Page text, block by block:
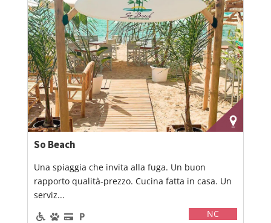
So Beach
Una spiaggia che invita alla fuga. Un buon
rapporto qualità-prezzo. Cucina fatta in casa. Un
serviz...
NC